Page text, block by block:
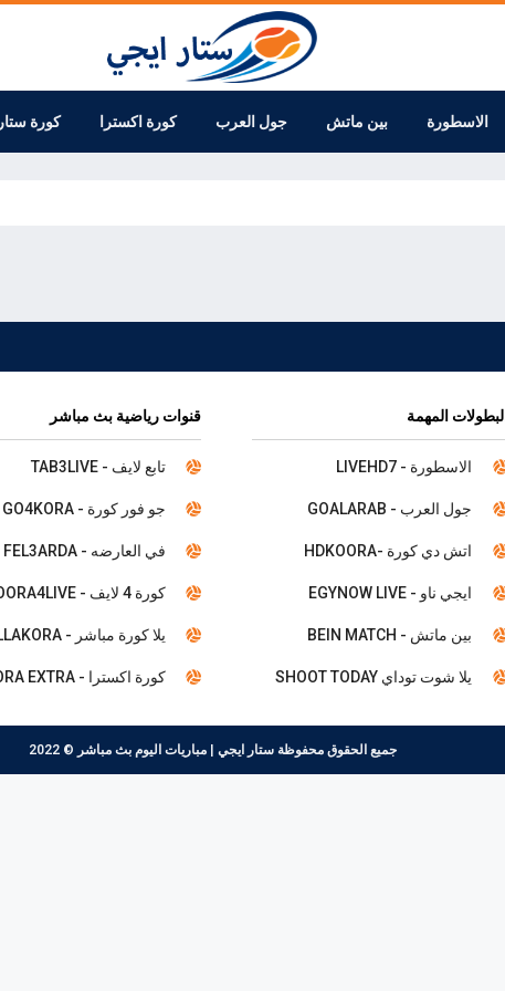
الاسطورة بين ماتش جول العرب كورة اكسترا كورة ستار
البطولات المهمة
الاسطورة - LIVEHD7
جول العرب - GOALARAB
اتش دي كورة -HDKOORA
ايجي ناو - EGYNOW LIVE
بين ماتش - BEIN MATCH
يلا شوت توداي SHOOT TODAY
قنوات رياضية بث مباشر
تابع لايف - TAB3LIVE
جو فور كورة - GO4KORA
في العارضه - FEL3ARDA
كورة 4 لايف - KOORA4LIVE
يلا كورة مباشر - YALLAKORA
كورة اكسترا - KOORA EXTRA
جميع الحقوق محفوظةستار ايجي | مباريات اليوم بث مباشر © 2022